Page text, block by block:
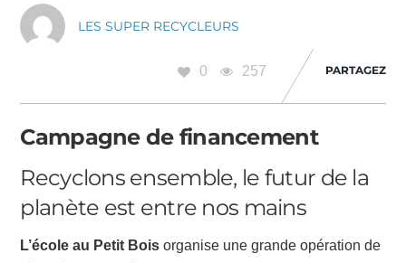
LES SUPER RECYCLEURS
0 257 PARTAGEZ
Campagne de financement
Recyclons ensemble, le futur de la
planète est entre nos mains
L’école au Petit Bois organise une grande opération de